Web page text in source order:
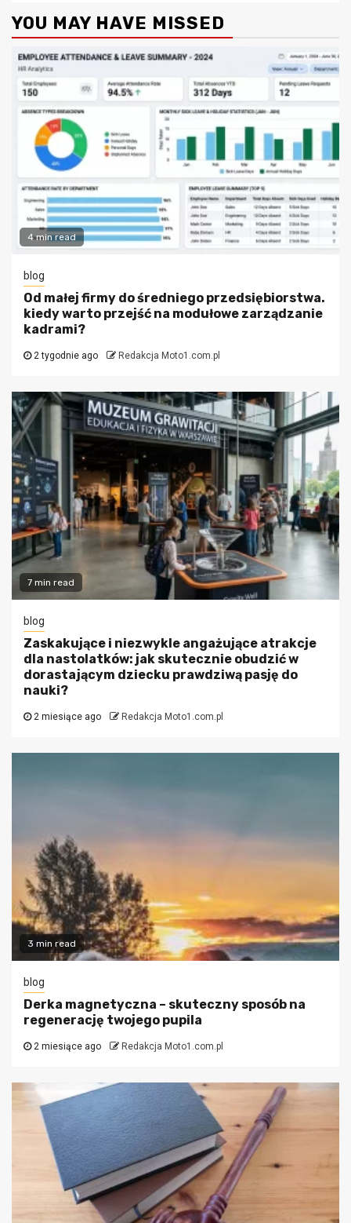
YOU MAY HAVE MISSED
4 min read
blog
Od małej firmy do średniego przedsiębiorstwa.
kiedy warto przejść na modułowe zarządzanie
kadrami?
2 tygodnie ago Redakcja Moto1.com.pl
7 min read
blog
Zaskakujące i niezwykle angażujące atrakcje
dla nastolatków: jak skutecznie obudzić w
dorastającym dziecku prawdziwą pasję do
nauki?
2 miesiące ago Redakcja Moto1.com.pl
3 min read
blog
Derka magnetyczna – skuteczny sposób na
regenerację twojego pupila
2 miesiące ago Redakcja Moto1.com.pl